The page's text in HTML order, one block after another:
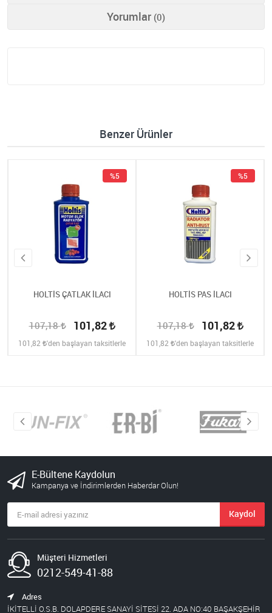
Yorumlar (0)
Benzer Ürünler
HOLTİS ÇATLAK İLACI
107,18 101,82
%5
101,82 'den başlayan taksitlerle
HOLTİS PAS İLACI
107,18 101,82
%5
101,82 'den başlayan taksitlerle
E-Bültene Kaydolun
Kampanya ve İndirimlerden Haberdar Olun!
Kaydol
Müşteri Hizmetleri
0212-549-41-88
Adres
İKİTELLİ O.S.B. DOLAPDERE SANAYİ SİTESİ 22. ADA NO:40 BAŞAKŞEHİR